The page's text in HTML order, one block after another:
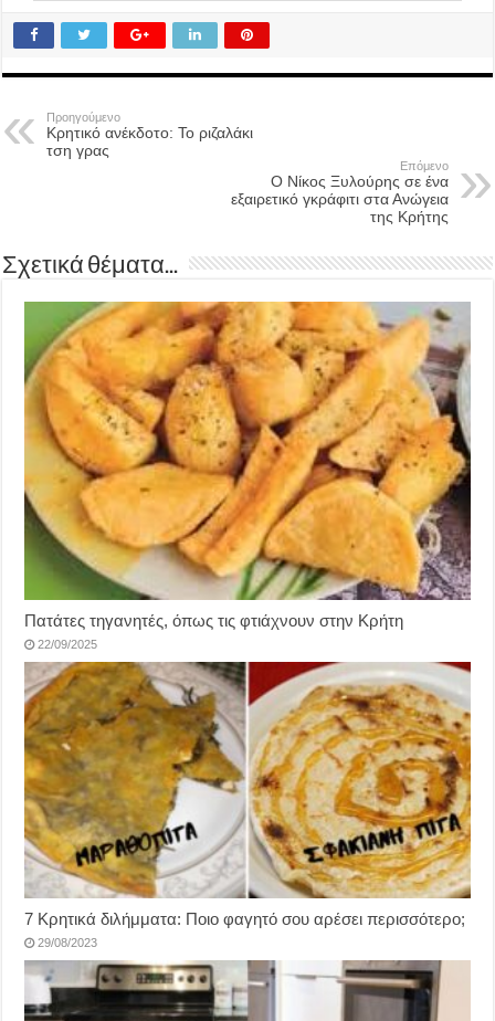
Προηγούμενο
Κρητικό ανέκδοτο: To ριζαλάκι
τση γρας
Επόμενο
Ο Νίκος Ξυλούρης σε ένα
εξαιρετικό γκράφιτι στα Ανώγεια
της Κρήτης
Σχετικά θέματα...
Πατάτες τηγανητές, όπως τις φτιάχνουν στην Κρήτη
22/09/2025
7 Κρητικά διλήμματα: Ποιο φαγητό σου αρέσει περισσότερο;
29/08/2023